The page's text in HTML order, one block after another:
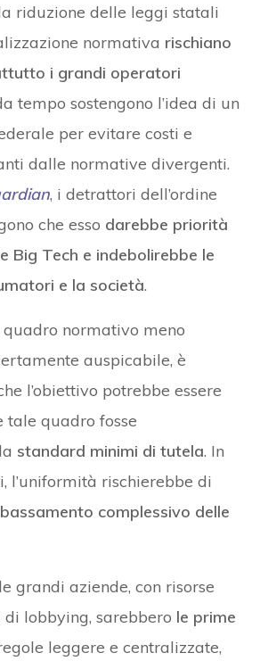
riduzione delle leggi statali
normativa rischiano
i grandi operatori
tempo sostengono l’idea di un
per evitare costi e
dalle normative divergenti.
, i detrattori dell’ordine
che esso darebbe priorità
Big Tech e indebolirebbe le
e la società.
quadro normativo meno
auspicabile, è
l’obiettivo potrebbe essere
tale quadro fosse
standard minimi di tutela. In
l’uniformità rischierebbe di
complessivo delle
grandi aziende, con risorse
lobbying, sarebbero le prime
leggere e centralizzate,